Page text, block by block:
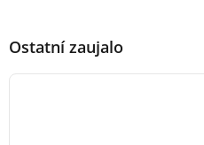
Ostatní zaujalo